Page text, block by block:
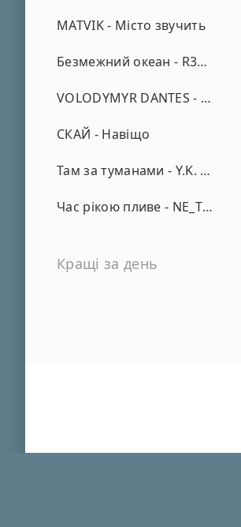
MATVIK - Місто звучить
Безмежний океан - R3phase
VOLODYMYR DANTES - Просто кохаю (REMIX)
СКАЙ - Навіщо
Там за туманами - Y.K. Music
Час рікою пливе - NE_TVOYA_MRIYA
Кращі за день